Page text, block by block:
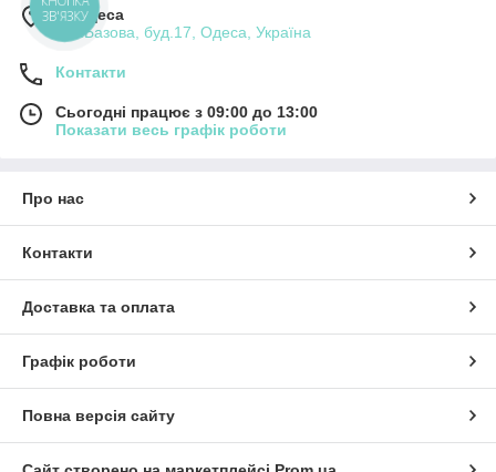
м. Одеса
вул.Базова, буд.17, Одеса, Україна
Контакти
Сьогодні працює з 09:00 до 13:00
Показати весь графік роботи
Про нас
Контакти
Доставка та оплата
Графік роботи
Повна версія сайту
КНОПКА
ЗВ'ЯЗКУ